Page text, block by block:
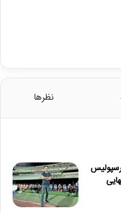
نظرها